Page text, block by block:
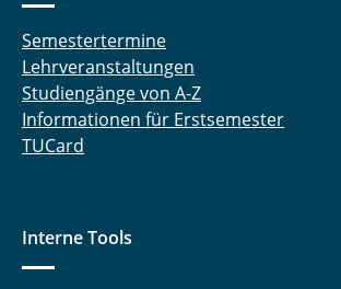
Semestertermine
Lehrveranstaltungen
Studiengänge von A-Z
Informationen für Erstsemester
TUCard
Interne Tools